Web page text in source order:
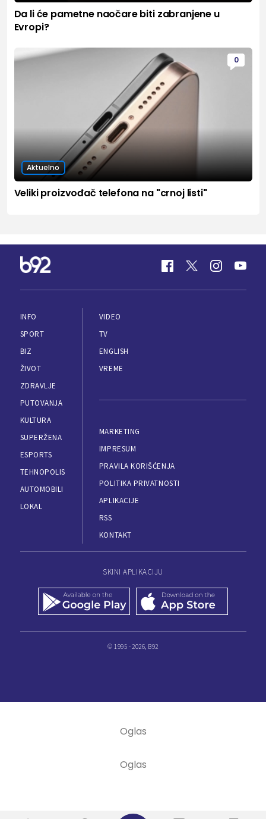
Da li će pametne naočare biti zabranjene u
Evropi?
0
Aktuelno
Veliki proizvođač telefona na "crnoj listi"
INFO
SPORT
BIZ
ŽIVOT
ZDRAVLJE
PUTOVANJA
KULTURA
SUPERŽENA
ESPORTS
TEHNOPOLIS
AUTOMOBILI
LOKAL
VIDEO
TV
ENGLISH
VREME
MARKETING
IMPRESUM
PRAVILA KORIŠĆENJA
POLITIKA PRIVATNOSTI
APLIKACIJE
RSS
KONTAKT
SKINI APLIKACIJU
© 1995 - 2026, B92